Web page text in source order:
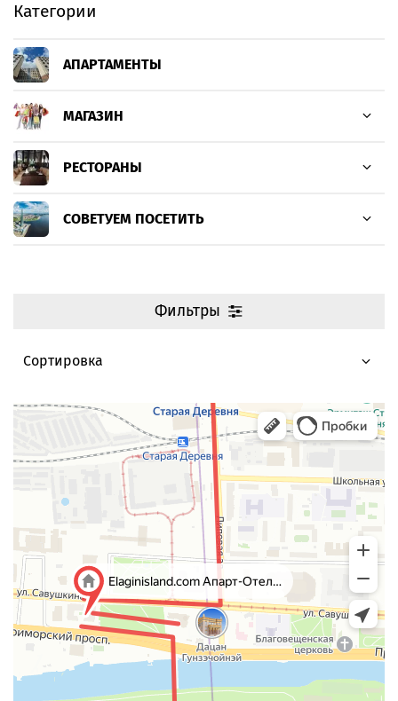
Категории
АПАРТАМЕНТЫ
МАГАЗИН
РЕСТОРАНЫ
СОВЕТУЕМ ПОСЕТИТЬ
Фильтры